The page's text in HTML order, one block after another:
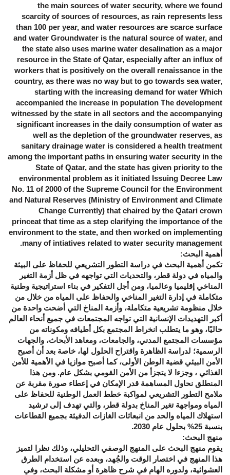
the main sources of water security, where we found
scarcity of sources of resources, as rain represents less
than 100 per year, and water resources are scarce surface
and water Groundwater is the natural source of water, and
the state also uses marine water desalination as a major
resource in the State of Qatar, especially after an influx of
workers that is positively on the overall renaissance in the
country, as there was no way but to go towards sea water,
starting with the increasing demand for water Which
accompanied the increase in population The development
witnessed by the state in all sectors and the accompanying
significant increases in the daily consumption of water as
well as the depletion of the groundwater reserves, as
sanitary drainage water is considered a health treatment
among the important paths in ensuring water security in the
State of Qatar, and the state has given priority to the
environmental problem as it initiated Issuing Decree Law
No. 11 of 2000 of the Supreme Council for the Environment
and Natural Reserves (Ministry of Environment and Climate
Change Currently) that chaired by the Qatari crown
princeat that time as a step clarifying the importance of the
environment to the state, and then worked on implementing
many of intiatives related to water security management
.
أهمية البحث:
تكمن أهمية البحث في دراسة التطور التشريعي للحفاظ على البيئة
والمياه في دولة قطر، والتحديات التي تواجهه في ظل أزمة التغير
المناخي إقليميا وعالميا، ومن أجل التفكير في بناء استراتيجية وطنية
متكاملة في إدارة التغير المناخي والحفاظ على المياه من خلال من
خلال منظومة تشريعية متكاملة، وأزمة المناخ التي أضحت واحدة من
أكبر التهديدات الإنسانية التي تواجه المجتمعات في جميع أنحاء العالم
حاليًا، وهو ما يتطلب انخراط المجتمع بكل أطيافه ومكوناته من
مؤسسات المجتمع المدني، والجامعات، ومعاهد الأبحاث، والجهات
الرسمية؛ لدراسة الظاهرة واقتراح الحلول لها، خاصة بعد أن أصبح
الأمن البيئي قضية الوطن الأولى، كما أصبح موازيا في الأهمية للأمن
الغذائي ، وجزءا لا يتجزأ من الأمن القومي بشكل عام. ومن هذا
المنطلق نحاول المساهمة قدر الإمكان في إعطاء صورة مقربة عن
ملامح التطور التشريعي لمواكبة خطط العمل الوطنية للحفاظ على
المياه ومواجهة تغير المناخ بدولة قطر، والتي تهدف إلى ترشيد
استهلاك المياه والحد من انبعاثات الغازات الدفيئة بجميع القطاعات
بنسبة 25% بحلول عام 2030.
منهج البحث:
يقوم منهج البحث على المنهج الوصفي التحليلي، وذلك نظرا لتميز
هذا المنهج في اختصار الوقت والجُهد، وبعده عن استخدام الطرق
العشوائية، ولدوره الهام في شرح ظاهرة أو مشكلة البحث، وفي